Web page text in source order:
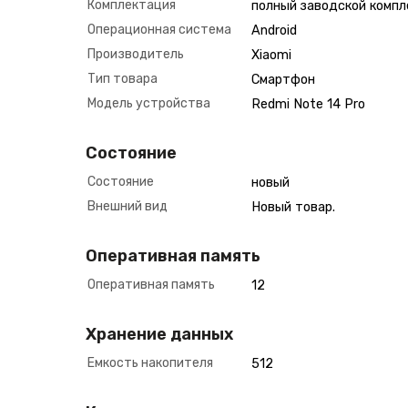
Комплектация
полный заводской
Операционная система
Android
Производитель
Xiaomi
Тип товара
Смартфон
Модель устройства
Redmi Note 14 Pro
Состояние
Состояние
новый
Внешний вид
Новый товар.
Оперативная память
Оперативная память 12
Хранение данных
Емкость накопителя 512